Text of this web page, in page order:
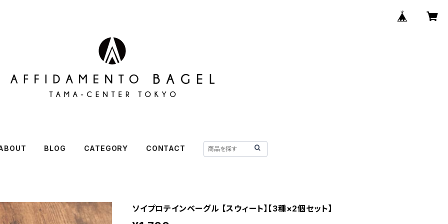
BLOG CATEGORY CONTACT
ソイプロテインベーグル 【スウィート】【3種×2個セット】